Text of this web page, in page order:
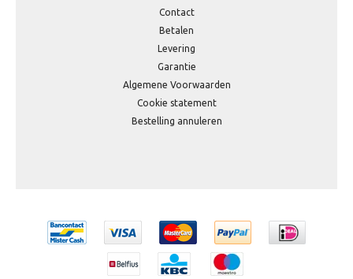
Contact
Betalen
Levering
Garantie
Algemene Voorwaarden
Cookie statement
Bestelling annuleren